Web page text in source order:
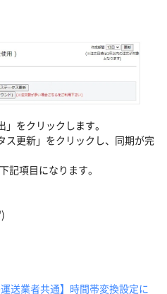
」をクリックします。
ス更新」をクリックし、同期が完
記項目になります。
運送業者共通】時間帯変換設定に